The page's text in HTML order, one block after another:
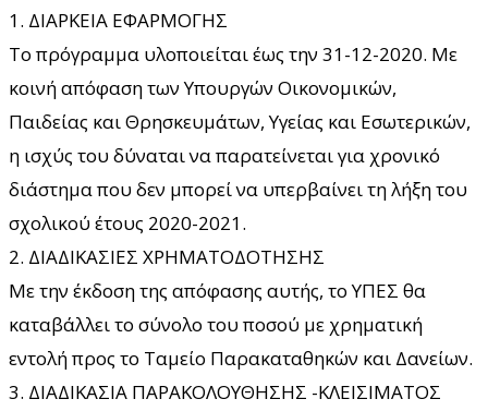
1. ΔΙΑΡΚΕΙΑ ΕΦΑΡΜΟΓΗΣ
Το πρόγραμμα υλοποιείται έως την 31-12-2020. Με
κοινή απόφαση των Υπουργών Οικονομικών,
Παιδείας και Θρησκευμάτων, Υγείας και Εσωτερικών,
η ισχύς του δύναται να παρατείνεται για χρονικό
διάστημα που δεν μπορεί να υπερβαίνει τη λήξη του
σχολικού έτους 2020-2021.
2. ΔΙΑΔΙΚΑΣΙΕΣ ΧΡΗΜΑΤΟΔΟΤΗΣΗΣ
Με την έκδοση της απόφασης αυτής, το ΥΠΕΣ θα
καταβάλλει το σύνολο του ποσού με χρηματική
εντολή προς το Ταμείο Παρακαταθηκών και Δανείων.
3. ΔΙΑΔΙΚΑΣΙΑ ΠΑΡΑΚΟΛΟΥΘΗΣΗΣ -ΚΛΕΙΣΙΜΑΤΟΣ